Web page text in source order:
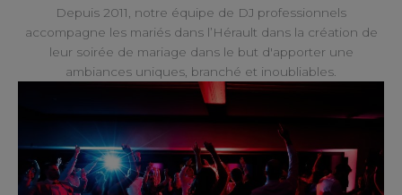
Depuis 2011, notre équipe de DJ professionnels
accompagne les mariés dans l’Hérault dans la création de
leur soirée de mariage dans le but d'apporter une
ambiances uniques, branché et inoubliables.